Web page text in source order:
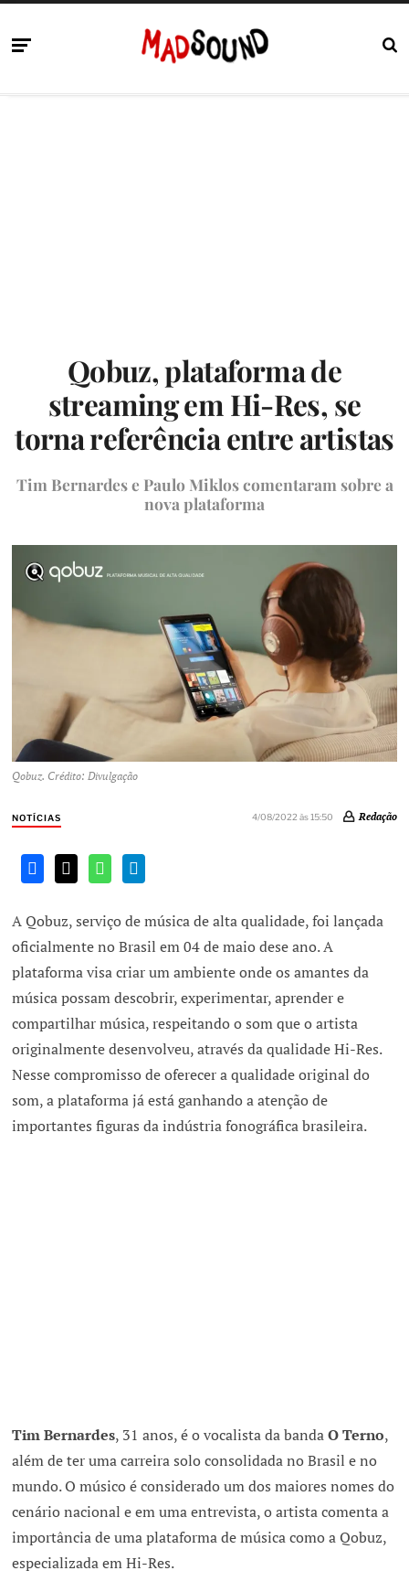
Qobuz, plataforma de
streaming em Hi-Res, se
torna referência entre artistas
Tim Bernardes e Paulo Miklos comentaram sobre a
nova plataforma
Qobuz. Crédito: Divulgação
NOTÍCIAS 4/08/2022 às 15:50 Redação
A Qobuz, serviço de música de alta qualidade, foi lançada
oficialmente no Brasil em 04 de maio dese ano. A
plataforma visa criar um ambiente onde os amantes da
música possam descobrir, experimentar, aprender e
compartilhar música, respeitando o som que o artista
originalmente desenvolveu, através da qualidade Hi-Res.
Nesse compromisso de oferecer a qualidade original do
som, a plataforma já está ganhando a atenção de
importantes figuras da indústria fonográfica brasileira.
Tim Bernardes, 31 anos, é o vocalista da bandaO Terno,
além de ter uma carreira solo consolidada no Brasil e no
mundo. O músico é considerado um dos maiores nomes do
cenário nacional e em uma entrevista, o artista comenta a
importância de uma plataforma de música como a Qobuz,
especializada em Hi-Res.